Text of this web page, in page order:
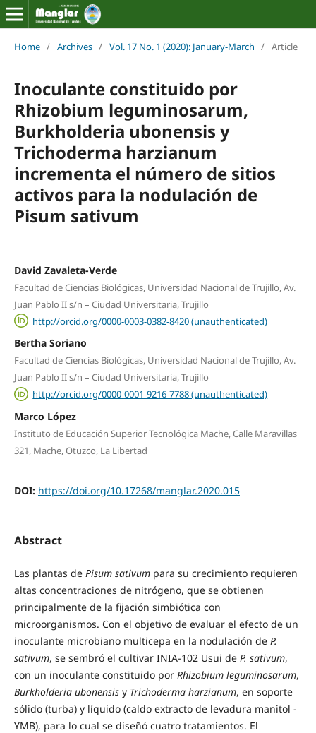
Home / Archives / Vol. 17 No. 1 (2020): January-March / Article
Inoculante constituido por
Rhizobium leguminosarum,
Burkholderia ubonensis y
Trichoderma harzianum
incrementa el número de sitios
activos para la nodulación de
Pisum sativum
David Zavaleta-Verde
Facultad de Ciencias Biológicas, Universidad Nacional de Trujillo, Av.
Juan Pablo II s/n – Ciudad Universitaria, Trujillo
http://orcid.org/0000-0003-0382-8420 (unauthenticated)
Bertha Soriano
Facultad de Ciencias Biológicas, Universidad Nacional de Trujillo, Av.
Juan Pablo II s/n – Ciudad Universitaria, Trujillo
http://orcid.org/0000-0001-9216-7788 (unauthenticated)
Marco López
Instituto de Educación Superior Tecnológica Mache, Calle Maravillas
321, Mache, Otuzco, La Libertad
DOI: https://doi.org/10.17268/manglar.2020.015
Abstract
Las plantas de Pisum sativumpara su crecimiento requieren
altas concentraciones de nitrógeno, que se obtienen
principalmente de la fijación simbiótica con
microorganismos. Con el objetivo de evaluar el efecto de un
inoculante microbiano multicepa en la nodulación de P.
sativum, se sembró el cultivar INIA-102 Usui de P. sativum,
con un inoculante constituido por Rhizobium leguminosarum,
Burkholderia ubonensisy Trichoderma harzianum, en soporte
sólido (turba) y líquido (caldo extracto de levadura manitol -
YMB), para lo cual se diseñó cuatro tratamientos. El